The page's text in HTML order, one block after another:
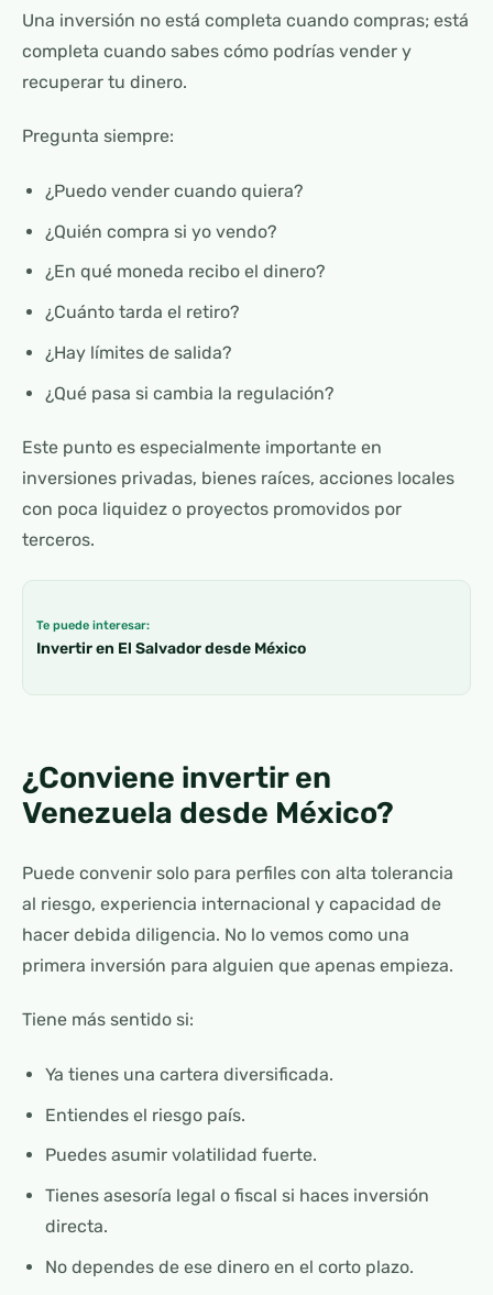
Una inversión no está completa cuando compras; está
completa cuando sabes cómo podrías vender y
recuperar tu dinero.
Pregunta siempre:
¿Puedo vender cuando quiera?
¿Quién compra si yo vendo?
¿En qué moneda recibo el dinero?
¿Cuánto tarda el retiro?
¿Hay límites de salida?
¿Qué pasa si cambia la regulación?
Este punto es especialmente importante en
inversiones privadas, bienes raíces, acciones locales
con poca liquidez o proyectos promovidos por
terceros.
Te puede interesar:
Invertir en El Salvador desde México
¿Conviene invertir en
Venezuela desde México?
Puede convenir solo para perfiles con alta tolerancia
al riesgo, experiencia internacional y capacidad de
hacer debida diligencia. No lo vemos como una
primera inversión para alguien que apenas empieza.
Tiene más sentido si:
Ya tienes una cartera diversificada.
Entiendes el riesgo país.
Puedes asumir volatilidad fuerte.
Tienes asesoría legal o fiscal si haces inversión
directa.
No dependes de ese dinero en el corto plazo.